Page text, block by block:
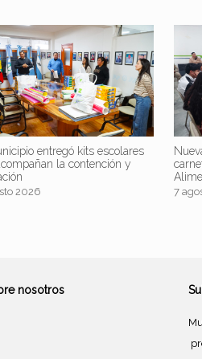
entregó kits escolares
la contención y
2026 7
nosotros